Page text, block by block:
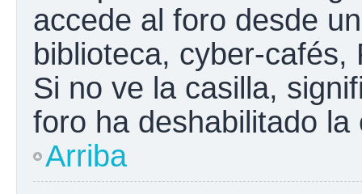
accede al foro desde
biblioteca, cyber-
Si no ve la casilla,
foro ha deshabilitado la
Arriba